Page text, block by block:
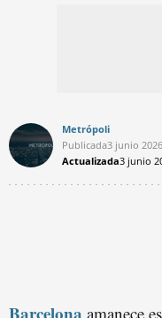
Metrópoli
Publicada3 junio 2026
Actualizada3 junio
Barcelona amanece